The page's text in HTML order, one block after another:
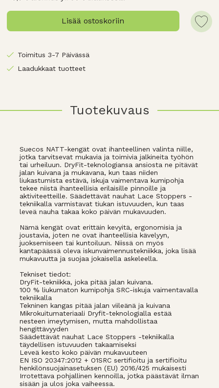
Lisää ostoskoriin
Toimitus 3-7 Päivässä
Laadukkaat tuotteet
Tuotekuvaus
Suecos NATT-kengät ovat ihanteellinen valinta niille,
jotka tarvitsevat mukavia ja toimivia jalkineita työhön
tai urheiluun. DryFit-teknologiansa ansiosta ne pitävät
jalan kuivana ja mukavana, kun taas niiden
liukastumista estävä, iskuja vaimentava kumipohja
tekee niistä ihanteellisia erilaisille pinnoille ja
aktiviteetteille. Säädettävät nauhat Lace Stoppers -
tekniikalla varmistavat tiukan istuvuuden, kun taas
leveä nauha takaa koko päivän mukavuuden.
Nämä kengät ovat erittäin kevyitä, ergonomisia ja
joustavia, joten ne ovat ihanteellisia kävelyyn,
juoksemiseen tai kuntoiluun. Niissä on myös
kantapäässä oleva iskunvaimennustekniikka, joka lisää
mukavuutta ja suojaa jokaisella askeleella.
Tekniset tiedot:
DryFit-tekniikka, joka pitää jalan kuivana.
100 % liukumaton kumipohja SRC-iskuja vaimentavalla
tekniikalla
Tekninen kangas pitää jalan viileänä ja kuivana
Mikrokuitumateriaali Dryfit-teknologialla estää
nesteen imeytymisen, mutta mahdollistaa
hengittävyyden
Säädettävät nauhat Lace Stoppers -tekniikalla
täydellisen istuvuuden takaamiseksi
Leveä kesto koko päivän mukavuuteen
EN ISO 20347:2012 + O1SRC sertifioitu ja sertifioitu
henkilönsuojainasetuksen (EU) 2016/425 mukaisesti
Irrotettava pohjallinen kennoilla, jotka päästävät ilman
sisään ja ulos joka vaiheessa.